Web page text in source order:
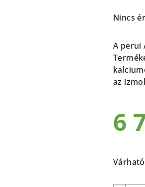
A
átlagos
5-
ből
Nincs
A perui
az
6